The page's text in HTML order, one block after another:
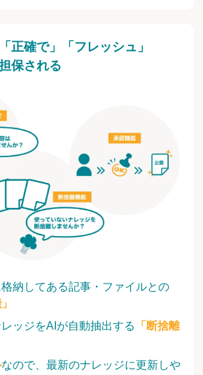
納してある記事・ファイルとの
ッジをAIが自動抽出する
「断捨離
なので、最新のナレッジに更新しや
正確で」「フレッシュ」
保される